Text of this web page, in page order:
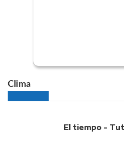
Clima
El tiempo -